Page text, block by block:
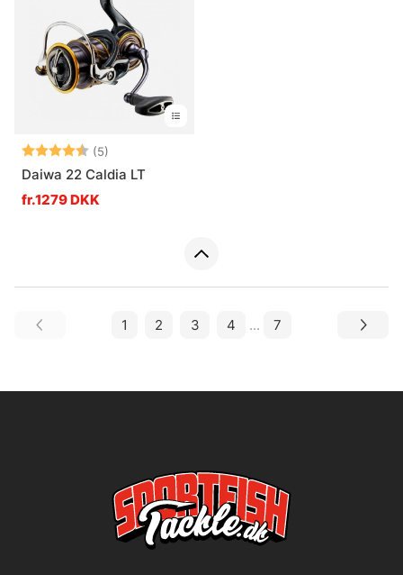
Vurdering: (5)
Daiwa 22 Caldia LT
fr.1279 DKK
1 2 3 4 ... 7